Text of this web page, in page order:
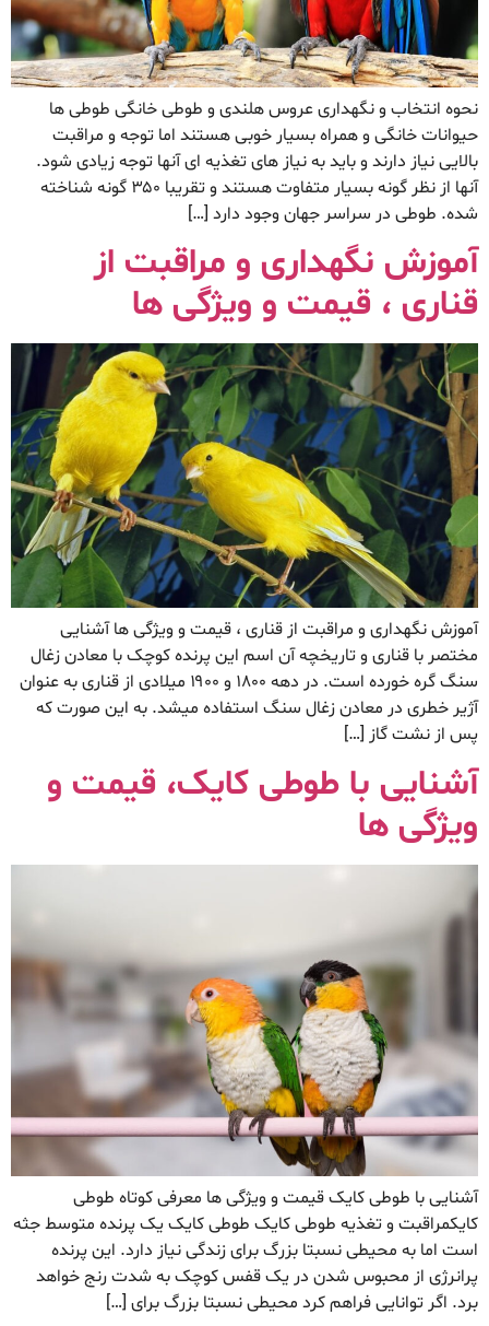
نحوه انتخاب و نگهداری عروس هلندی و طوطی خانگی طوطی ها
حیوانات خانگی و همراه بسیار خوبی هستند اما توجه و مراقبت
بالایی نیاز دارند و باید به نیاز های تغذیه ای آنها توجه زیادی شود.
آنها از نظر گونه بسیار متفاوت هستند و تقریبا ۳۵۰ گونه شناخته
شده. طوطی در سراسر جهان وجود دارد […]
آموزش نگهداری و مراقبت از
قناری ، قیمت و ویژگی ها
آموزش نگهداری و مراقبت از قناری ، قیمت و ویژگی ها آشنایی
مختصر با قناری و تاریخچه آن اسم این پرنده کوچک با معادن زغال
سنگ گره خورده است. در دهه ۱۸۰۰ و ۱۹۰۰ میلادی از قناری به عنوان
آژیر خطری در معادن زغال سنگ استفاده میشد. به این صورت که
پس از نشت گاز […]
آشنایی با طوطی کایک، قیمت و
ویژگی ها
آشنایی با طوطی کایک قیمت و ویژگی ها معرفی کوتاه طوطی
کایکمراقبت و تغذیه طوطی کایک طوطی کایک یک پرنده متوسط جثه
است اما به محیطی نسبتا بزرگ برای زندگی نیاز دارد. این پرنده
پرانرژی از محبوس شدن در یک قفس کوچک به شدت رنج خواهد
برد. اگر توانایی فراهم کرد محیطی نسبتا بزرگ برای […]